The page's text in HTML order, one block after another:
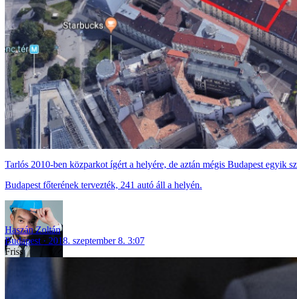
Tarlós 2010-ben közparkot ígért a helyére, de aztán mégis Budapest egyik
Budapest főterének tervezték, 241 autó áll a helyén.
Haszán Zoltán
Budapest
2018. szeptember 8. 3:07
Friss